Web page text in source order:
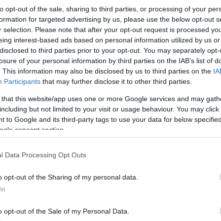
opt-out of the sale, sharing to third parties, or processing of your
for targeted advertising by us, please use the below opt-out
selection. Please note that after your opt-out request is processed
interest-based ads based on personal information utilized by us
to third parties prior to your opt-out. You may separately
of your personal information by third parties on the IAB’s list of
This information may also be disclosed by us to third parties on the
Participants that may further disclose it to other third parties.
that this website/app uses one or more Google services and may
but not limited to your visit or usage behaviour. You may
to Google and its third-party tags to use your data for below
consent section.
Data Processing Opt Outs
opt-out of the Sharing of my personal data.
opt-out of the Sale of my Personal Data.
niestanięciu; stań; staną; stanąć; stanął; stanąłby;
wszystkie formy
słowa)